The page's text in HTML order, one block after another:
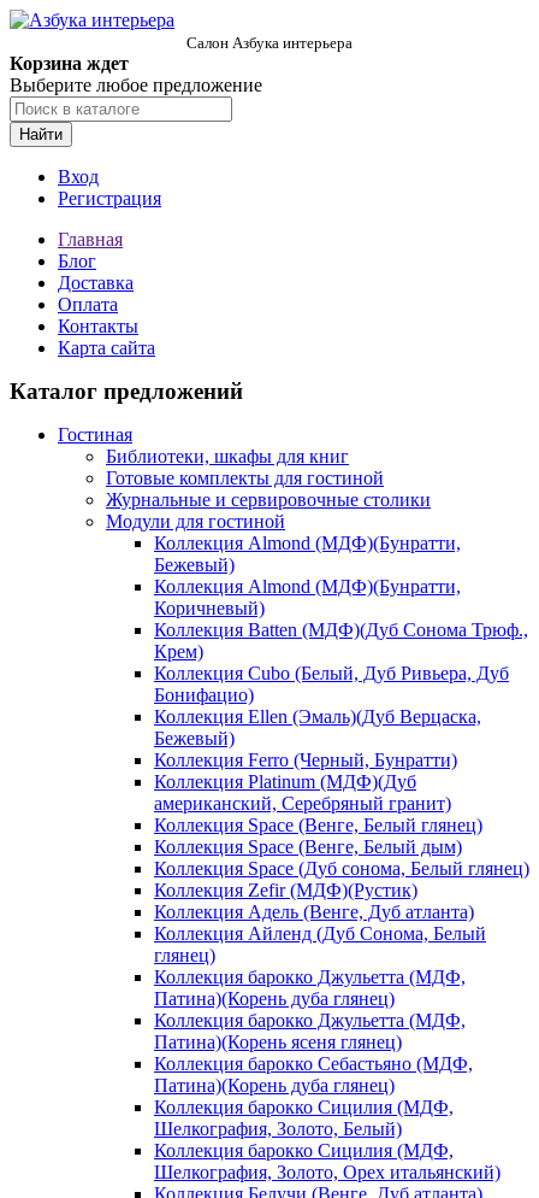
Салон Азбука интерьера
Корзина ждет
Выберите любое предложение
Найти
Вход
Регистрация
Главная
Блог
Доставка
Оплата
Контакты
Карта сайта
Каталог предложений
Гостиная
Библиотеки, шкафы для книг
Готовые комплекты для гостиной
Журнальные и сервировочные столики
Модули для гостиной
Коллекция Almond (МДФ)(Бунратти,
Бежевый)
Коллекция Almond (МДФ)(Бунратти,
Коричневый)
Коллекция Batten (МДФ)(Дуб Сонома Трюф.,
Крем)
Коллекция Cubo (Белый, Дуб Ривьера, Дуб
Бонифацио)
Коллекция Ellen (Эмаль)(Дуб Верцаска,
Бежевый)
Коллекция Ferro (Черный, Бунратти)
Коллекция Platinum (МДФ)(Дуб
американский, Серебряный гранит)
Коллекция Space (Венге, Белый глянец)
Коллекция Space (Венге, Белый дым)
Коллекция Space (Дуб сонома, Белый глянец)
Коллекция Zefir (МДФ)(Рустик)
Коллекция Адель (Венге, Дуб атланта)
Коллекция Айленд (Дуб Сонома, Белый
глянец)
Коллекция барокко Джульетта (МДФ,
Патина)(Корень дуба глянец)
Коллекция барокко Джульетта (МДФ,
Патина)(Корень ясеня глянец)
Коллекция барокко Себастьяно (МДФ,
Патина)(Корень дуба глянец)
Коллекция барокко Сицилия (МДФ,
Шелкография, Золото, Белый)
Коллекция барокко Сицилия (МДФ,
Шелкография, Золото, Орех итальянский)
Коллекция Белучи (Венге, Дуб атланта)